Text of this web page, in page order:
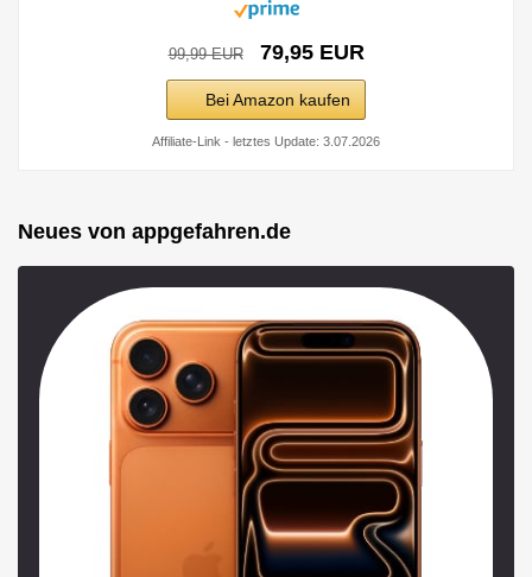
99,99 EUR 79,95 EUR
Bei Amazon kaufen
Affiliate-Link - letztes Update: 3.07.2026
Neues von appgefahren.de